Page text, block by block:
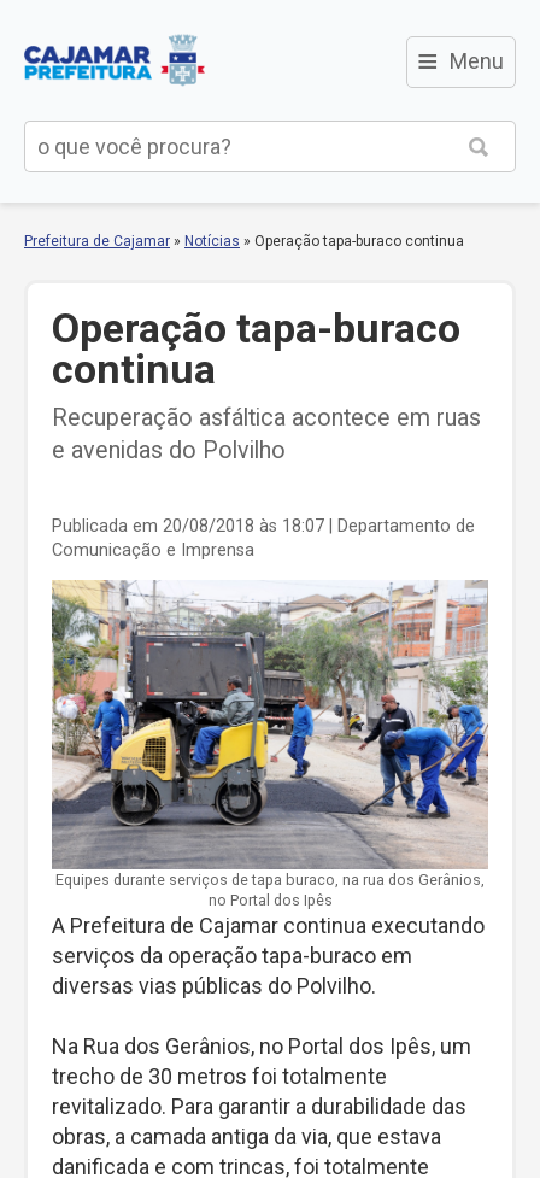
≡ Menu
Prefeitura de Cajamar » Notícias » Operação tapa-buraco continua
Operação tapa-buraco
continua
Recuperação asfáltica acontece em ruas
e avenidas do Polvilho
Publicada em 20/08/2018 às 18:07
| Departamento de
Comunicação e Imprensa
Equipes durante serviços de tapa buraco, na rua dos Gerânios,
no Portal dos Ipês
A Prefeitura de Cajamar continua executando
serviços da operação tapa-buraco em
diversas vias públicas do Polvilho.
Na Rua dos Gerânios, no Portal dos Ipês, um
trecho de 30 metros foi totalmente
revitalizado. Para garantir a durabilidade das
obras, a camada antiga da via, que estava
danificada e com trincas, foi totalmente